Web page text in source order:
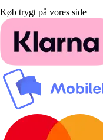
Køb trygt på vores side